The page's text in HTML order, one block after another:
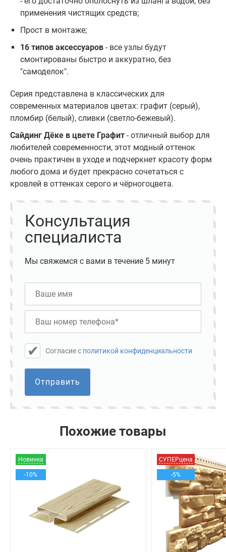
применения чистящих средств;
Прост в монтаже;
16 типов аксессуаров - все узлы будут
смонтированы быстро и аккуратно, без
"самоделок".
Серия представлена в классических для
современных материалов цветах: графит (серый),
пломбир (белый), сливки (светло-бежевый).
Сайдинг Дёке в цвете Графит - отличный выбор для
любителей современности, этот модный оттенок
очень практичен в уходе и подчеркнет красоту форм
любого дома и будет прекрасно сочетаться с
кровлей в оттенках серого и чёрногоцвета.
Консультация
специалиста
Мы свяжемся с вами в течение 5 минут
Cогласие с политикой конфиденциальности
Отправить
Похожие товары
Новинка
-10%
СУПЕРцена
-5%